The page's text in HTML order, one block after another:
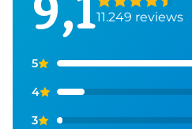
11.249 reviews
5
4
3